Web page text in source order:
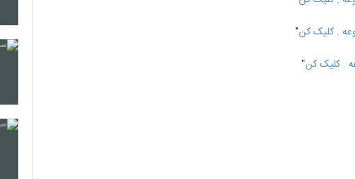
"
"